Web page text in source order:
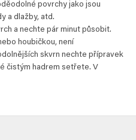
povrchy jako jsou
a dlažby, atd.
a nechte pár minut působit.
houbičkou, není
skvrn nechte přípravek
čistým hadrem setřete. V